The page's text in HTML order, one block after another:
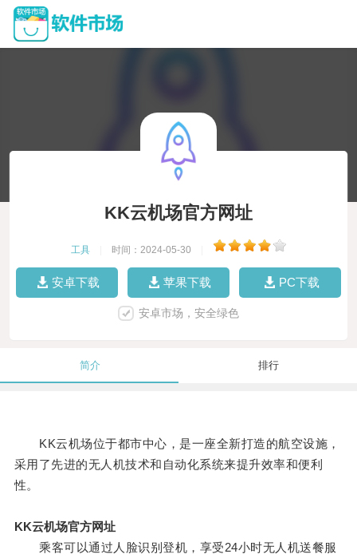
KK云机场官方网址
工具 时间：2024-05-30
安卓下载 苹果下载 PC下载
安卓市场，安全绿色
简介 排行
KK云机场位于都市中心，是一座全新打造的航空设施，
采用了先进的无人机技术和自动化系统来提升效率和便利
性。
KK云机场官方网址
乘客可以通过人脸识别登机，享受24小时无人机送餐服